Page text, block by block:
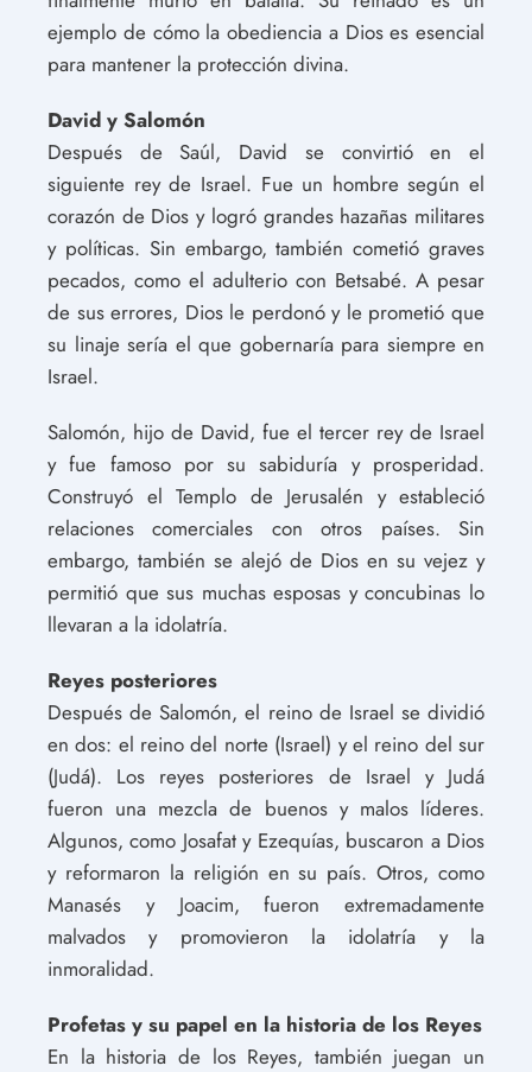
ejemplo de cómo la obediencia a Dios es esencial
para mantener la protección divina.
David y Salomón
Después de Saúl, David se convirtió en el
siguiente rey de Israel. Fue un hombre según el
corazón de Dios y logró grandes hazañas militares
y políticas. Sin embargo, también cometió graves
pecados, como el adulterio con Betsabé. A pesar
de sus errores, Dios le perdonó y le prometió que
su linaje sería el que gobernaría para siempre en
Israel.
Salomón, hijo de David, fue el tercer rey de Israel
y fue famoso por su sabiduría y prosperidad.
Construyó el Templo de Jerusalén y estableció
relaciones comerciales con otros países. Sin
embargo, también se alejó de Dios en su vejez y
permitió que sus muchas esposas y concubinas lo
llevaran a la idolatría.
Reyes posteriores
Después de Salomón, el reino de Israel se dividió
en dos: el reino del norte (Israel) y el reino del sur
(Judá). Los reyes posteriores de Israel y Judá
fueron una mezcla de buenos y malos líderes.
Algunos, como Josafat y Ezequías, buscaron a Dios
y reformaron la religión en su país. Otros, como
Manasés y Joacim, fueron extremadamente
malvados y promovieron la idolatría y la
inmoralidad.
Profetas y su papel en la historia de los Reyes
En la historia de los Reyes, también juegan un